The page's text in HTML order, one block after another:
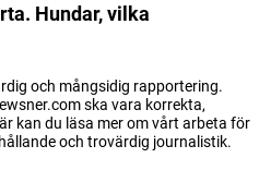
Hundar, vilka
och mångsidig rapportering.
ska vara korrekta,
kan du läsa mer om vårt arbeta för
och trovärdig journalistik.